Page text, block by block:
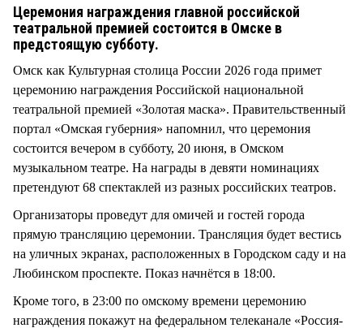
Церемония награждения главной российской
театральной премией состоится в Омске в
предстоящую субботу.
Омск как Культурная столица России 2026 года примет
церемонию награждения Российской национальной
театральной премией «Золотая маска». Правительственный
портал «Омская губерния» напомнил, что церемония
состоится вечером в субботу, 20 июня, в Омском
музыкальном театре. На награды в девяти номинациях
претендуют 68 спектаклей из разных российских театров.
Организаторы проведут для омичей и гостей города
прямую трансляцию церемонии. Трансляция будет вестись
на уличных экранах, расположенных в Городском саду и на
Любинском проспекте. Показ начнётся в 18:00.
Кроме того, в 23:00 по омскому времени церемонию
награждения покажут на федеральном телеканале «Россия-